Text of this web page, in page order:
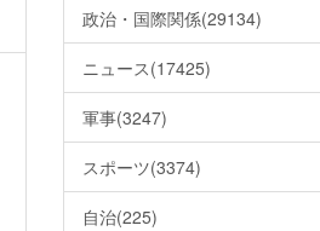
政治・国際関係(29134)
ニュース(17425)
軍事(3247)
スポーツ(3374)
自治(225)